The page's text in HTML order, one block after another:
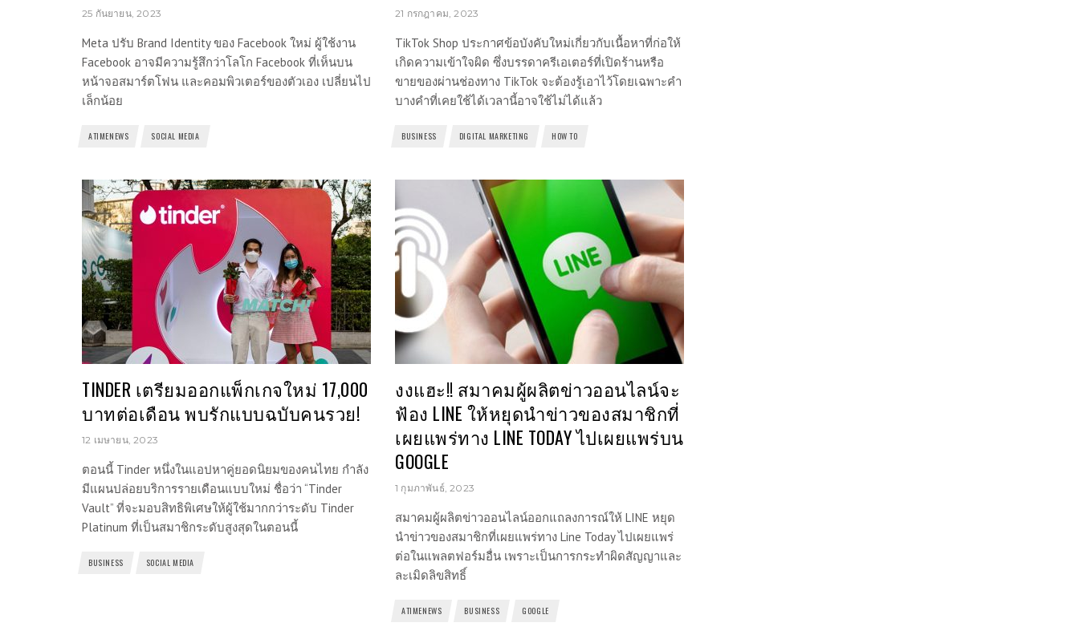
25 กันยายน, 2023
Meta ปรับ Brand Identity ของ Facebook ใหม่ ผู้ใช้งาน
Facebook อาจมีความรู้สึกว่าโลโก Facebook ที่เห็นบน
หน้าจอสมาร์ตโฟน และคอมพิวเตอร์ของตัวเอง เปลี่ยนไป
เล็กน้อย
ATIMENEWS SOCIAL MEDIA
21 กรกฎาคม, 2023
TikTok Shop ประกาศข้อบังคับใหม่เกี่ยวกับเนื้อหาที่ก่อให้
เกิดความเข้าใจผิด ซึ่งบรรดาครีเอเตอร์ที่เปิดร้านหรือ
ขายของผ่านช่องทาง TikTok จะต้องรู้เอาไว้โดยเฉพาะคำ
บางคำที่เคยใช้ได้เวลานี้อาจใช้ไม่ได้แล้ว
BUSINESS DIGITAL MARKETING HOW TO
TINDER เตรียมออกแพ็กเกจใหม่ 17,000
บาทต่อเดือน พบรักแบบฉบับคนรวย!
12 เมษายน, 2023
ตอนนี้ Tinder หนึ่งในแอปหาคู่ยอดนิยมของคนไทย กำลัง
มีแผนปล่อยบริการรายเดือนแบบใหม่ ชื่อว่า “Tinder
Vault” ที่จะมอบสิทธิพิเศษให้ผู้ใช้มากกว่าระดับ Tinder
Platinum ที่เป็นสมาชิกระดับสูงสุดในตอนนี้
BUSINESS SOCIAL MEDIA
งงแฮะ!! สมาคมผู้ผลิตข่าวออนไลน์จะ
ฟ้อง LINE ให้หยุดนำข่าวของสมาชิกที่
เผยแพร่ทาง LINE TODAY ไปเผยแพร่บน
GOOGLE
1 กุมภาพันธ์, 2023
สมาคมผู้ผลิตข่าวออนไลน์ออกแถลงการณ์ให้ LINE หยุด
นำข่าวของสมาชิกที่เผยแพร่ทาง Line Today ไปเผยแพร่
ต่อในแพลตฟอร์มอื่น เพราะเป็นการกระทำผิดสัญญาและ
ละเมิดลิขสิทธิ์
ATIMENEWS BUSINESS GOOGLE